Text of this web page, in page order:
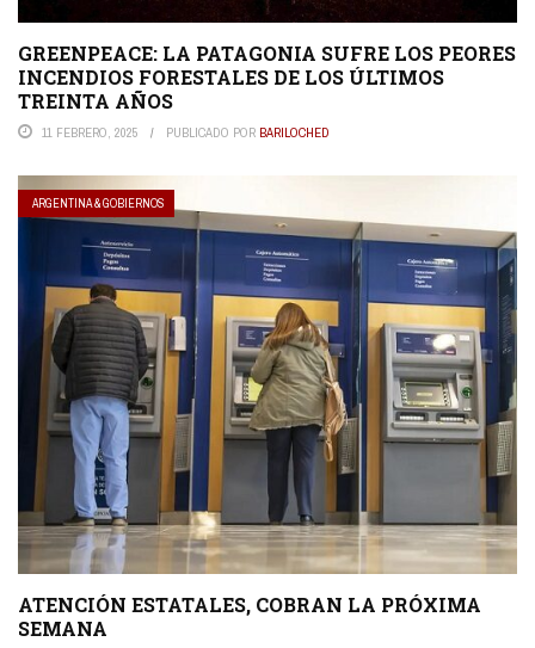
GREENPEACE: LA PATAGONIA SUFRE LOS PEORES
INCENDIOS FORESTALES DE LOS ÚLTIMOS
TREINTA AÑOS
11 FEBRERO, 2025 PUBLICADO POR BARILOCHED
ARGENTINA & GOBIERNOS
ATENCIÓN ESTATALES, COBRAN LA PRÓXIMA
SEMANA